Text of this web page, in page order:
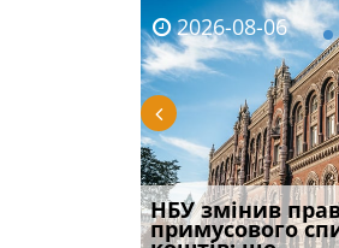
2026-08-06
НБУ змінив
примусового
2026-08-03
Водії